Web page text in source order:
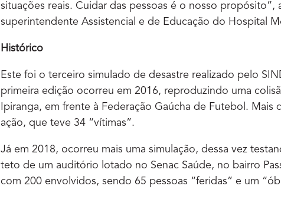
situações reais. Cuidar das pessoas é o nosso propósito”,
superintendente Assistencial e de Educação do Hospital
Histórico
Este foi o terceiro simulado de desastre realizado pelo
primeira edição ocorreu em 2016, reproduzindo uma
Ipiranga, em frente à Federação Gaúcha de Futebol. Mais
ação, que teve 34 “vítimas”.
Já em 2018, ocorreu mais uma simulação, dessa vez
teto de um auditório lotado no Senac Saúde, no bairro
com 200 envolvidos, sendo 65 pessoas “feridas” e um